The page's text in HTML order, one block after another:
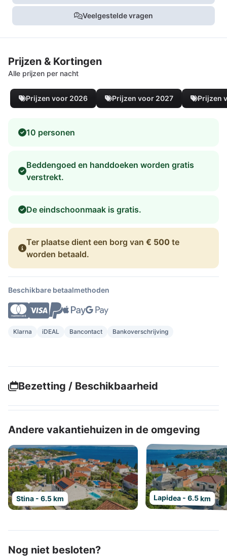
Veelgestelde vragen
Prijzen & Kortingen
Alle prijzen per nacht
Prijzen voor 2026 Prijzen voor 2027 Prijzen
10 personen
Beddengoed en handdoeken worden gratis
verstrekt.
De eindschoonmaak is gratis.
Ter plaatse dient een borg van € 500 te
worden betaald.
Beschikbare betaalmethoden
Klarna iDEAL Bancontact Bankoverschrijving
Bezetting / Beschikbaarheid
Andere vakantiehuizen in de omgeving
Stina - 6.5 km Lapidea - 6.5 km
Nog niet besloten?